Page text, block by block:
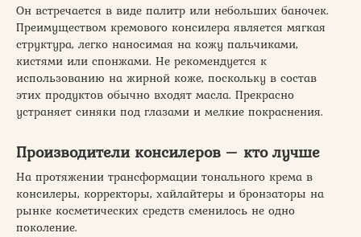
Он встречается в виде палитр или небольших баночек.
Преимуществом кремового консилера является мягкая
структура, легко наносимая на кожу пальчиками,
кистями или спонжами. Не рекомендуется к
использованию на жирной коже, поскольку в состав
этих продуктов обычно входят масла. Прекрасно
устраняет синяки под глазами и мелкие покраснения.
Производители консилеров – кто лучше
На протяжении трансформации тонального крема в
консилеры, корректоры, хайлайтеры и бронзаторы на
рынке косметических средств сменилось не одно
поколение.